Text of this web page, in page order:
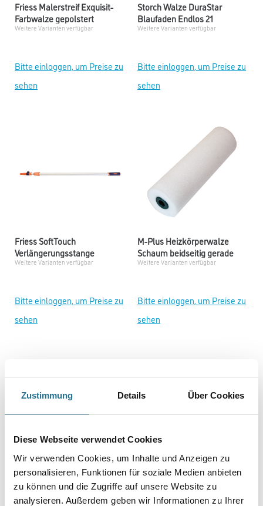
Zustimmung Details Über Cookies
Diese Webseite verwendet Cookies
Wir verwenden Cookies, um Inhalte und Anzeigen zu
personalisieren, Funktionen für soziale Medien anbieten
zu können und die Zugriffe auf unsere Website zu
analysieren. Außerdem geben wir Informationen zu Ihrer
Friess Malerstreif Exquisit-
Farbwalze gepolstert
Weitere Varianten verfügbar
Bitte einloggen, um Preise zu
sehen
Storch Walze DuraStar
Blaufaden Endlos 21
Weitere Varianten verfügbar
Bitte einloggen, um Preise zu
sehen
Friess SoftTouch
Verlängerungsstange
Weitere Varianten verfügbar
Bitte einloggen, um Preise zu
sehen
M-Plus Heizkörperwalze
Schaum beidseitig gerade
Weitere Varianten verfügbar
Bitte einloggen, um Preise zu
sehen
Storch Farb- und
Beschichtungswalze
Polyamid21 Multicolor
Weitere Varianten verfügbar
Storch Walze DuraStar
Blaufaden Endlso 12
Weitere Varianten verfügbar